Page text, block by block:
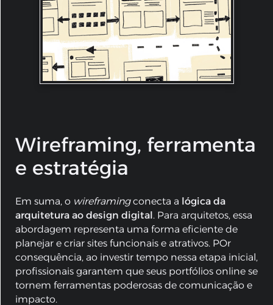
Wireframing, ferramenta
e estratégia
Em suma, o wireframingconecta a lógica da
arquitetura ao design digital. Para arquitetos, essa
abordagem representa uma forma eficiente de
planejar e criar sites funcionais e atrativos. POr
consequência, ao investir tempo nessa etapa inicial,
profissionais garantem que seus portfólios online se
tornem ferramentas poderosas de comunicação e
impacto.